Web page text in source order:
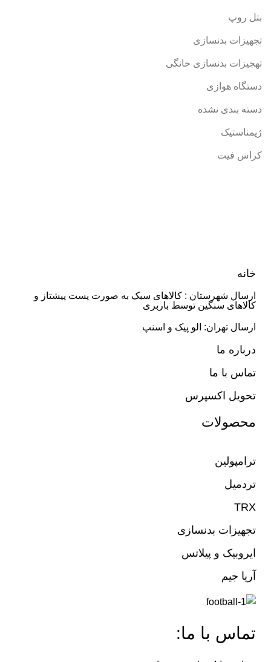
بتل روپ
تجهیزات بدنسازی
تهجیزات بدنسازی خانگی
دستگاه هوازی
دسته بندی نشده
ژیمناستیک
کراس فیت
خانه
ارسال شهرستان : کالاهای سبک به صورت پست پیشتاز و
کالاهای سنگین توسط باربری
ارسال تهران: الو پیک و اسنپ
درباره ما
تماس با ما
تحویل اکسپرس
محصولات
ترامپولین
تردمیل
TRX
تجهیزات بدنسازی
ایروبیک و پیلاتس
آریا جیم
تماس با ما: